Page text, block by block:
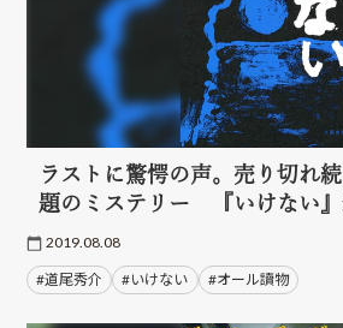
ラストに驚愕の声。売り切れ
題のミステリー 『いけない
2019.08.08
#道尾秀介 #いけない #オール讀物